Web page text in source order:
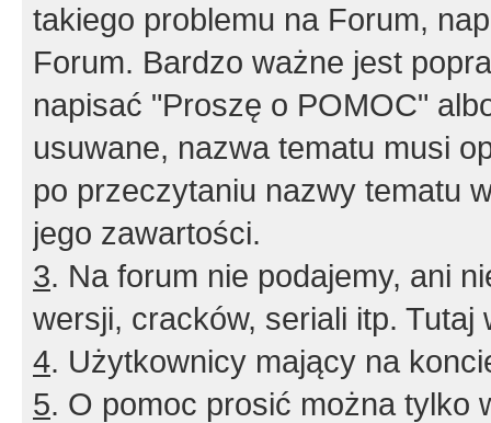
takiego problemu na Forum,
Forum. Bardzo ważne jest
napisać "Proszę o POMOC"
usuwane, nazwa tematu musi
po przeczytaniu nazwy tematu
jego zawartości.
3. Na forum nie podajemy, ani
wersji, cracków, seriali itp. Tutaj
4. Użytkownicy mający na
5. O pomoc prosić można tylko